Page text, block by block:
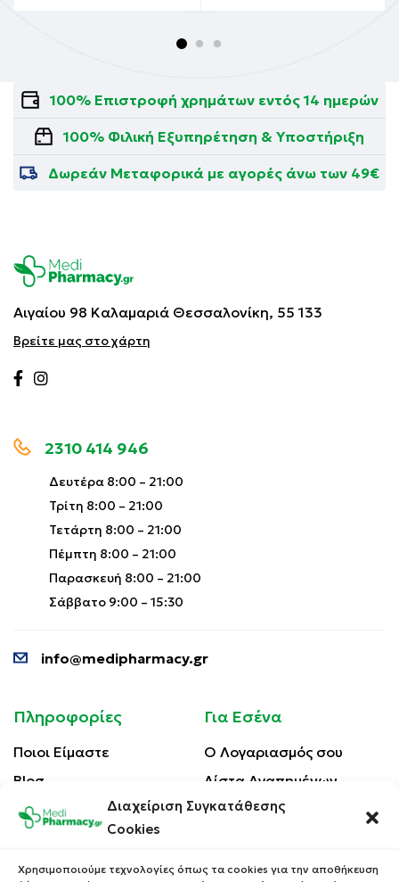
Διαχείριση Συγκατάθεσης
Cookies
Χρησιμοποιούμε τεχνολογίες όπως τα cookies για την αποθήκευση
100% Επιστροφή χρημάτων εντός 14 ημερών
100% Φιλική Εξυπηρέτηση & Υποστήριξη
Δωρεάν Μεταφορικά με αγορές άνω των 49€
Αιγαίου 98 Καλαμαριά Θεσσαλονίκη, 55 133
Βρείτε μας στο χάρτη
2310 414 946
Δευτέρα 8:00 – 21:00
Τρίτη 8:00 – 21:00
Τετάρτη 8:00 – 21:00
Πέμπτη 8:00 – 21:00
Παρασκευή 8:00 – 21:00
Σάββατο 9:00 – 15:30
info@medipharmacy.gr
Πληροφορίες
Ποιοι Είμαστε
Blog
Επικοινωνία
Για Εσένα
Ο Λογαριασμός σου
Λίστα Αγαπημένων
Οι Παραγγελίες σου
Κέρδισε Κουπόνι